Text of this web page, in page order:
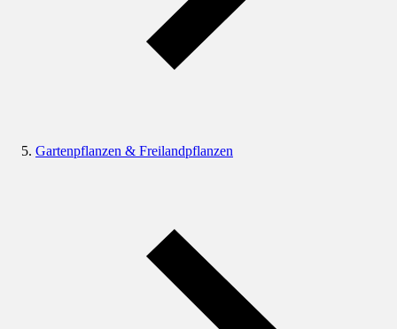
Gartenpflanzen & Freilandpflanzen